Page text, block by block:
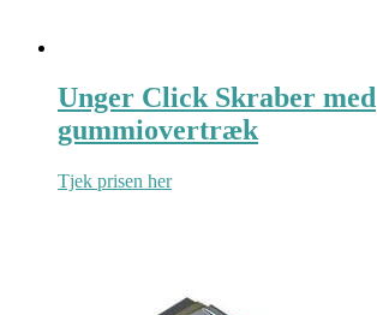
Unger Click Skraber med
gummiovertræk
Tjek prisen her